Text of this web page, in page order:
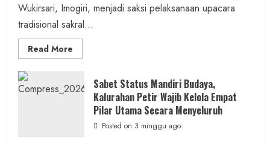
Wukirsari, Imogiri, menjadi saksi pelaksanaan upacara
tradisional sakral...
Read More
more
Tokoh
Nasional,
Ruwatan
Ageng
Petilasan
Sendangwangi
Sabet Status Mandiri Budaya,
Kalurahan Petir Wajib Kelola Empat
Pilar Utama Secara Menyeluruh
Posted on 3 minggu ago